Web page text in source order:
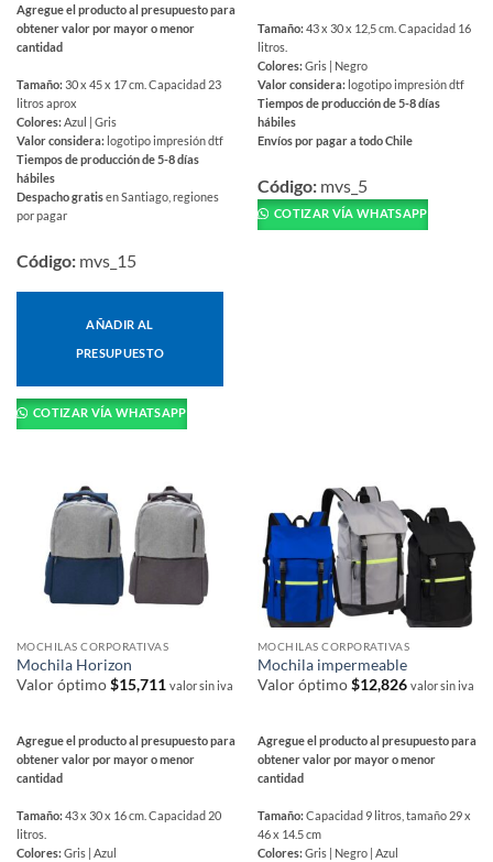
Agregue el producto al presupuesto para
obtener valor por mayor o menor
cantidad
Tamaño: 30 x 45 x 17 cm. Capacidad 23
litros aprox
Colores: Azul | Gris
Valor considera: logotipo impresión dtf
Tiempos de producción de 5-8 días
hábiles
Despacho gratisen Santiago, regiones
por pagar
Código: mvs_15
AÑADIR AL
PRESUPUESTO
COTIZAR VÍA WHATSAPP
Tamaño:43 x 30 x 12,5 cm. Capacidad 16
litros.
Colores:Gris | Negro
Valor considera: logotipo impresión dtf
Tiempos de producción de 5-8 días
hábiles
Envíos por pagar a todo Chile
producto
tiene
múltiples
Código: mvs_5
COTIZAR VÍA WHATSAPP
MOCHILAS CORPORATIVAS
Mochila Horizon
Valor óptimo$15,711 valor sin iva
Agregue el producto al presupuesto para
obtener valor por mayor o menor
cantidad
Tamaño:43 x 30 x 16 cm. Capacidad 20
litros.
Colores:Gris | Azul
MOCHILAS CORPORATIVAS
Mochila impermeable
Valor óptimo$12,826 valor sin iva
Agregue el producto al presupuesto para
obtener valor por mayor o menor
cantidad
Tamaño:Capacidad 9 litros, tamaño 29 x
46 x 14.5 cm
Colores:Gris | Negro | Azul